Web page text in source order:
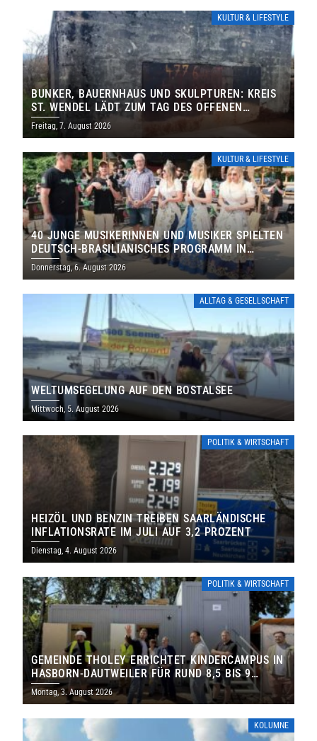
KULTUR & LIFESTYLE
BUNKER, BAUERNHAUS UND SKULPTUREN: KREIS
ST. WENDEL LÄDT ZUM TAG DES OFFENEN
DENKMALS EIN
Freitag, 7. August 2026
KULTUR & LIFESTYLE
40 JUNGE MUSIKERINNEN UND MUSIKER SPIELTEN
DEUTSCH-BRASILIANISCHES PROGRAMM IN
THOLEY
Donnerstag, 6. August 2026
ALLTAG & GESELLSCHAFT
WELTUMSEGELUNG AUF DEN BOSTALSEE
Mittwoch, 5. August 2026
POLITIK & WIRTSCHAFT
HEIZÖL UND BENZIN TREIBEN SAARLÄNDISCHE
INFLATIONSRATE IM JULI AUF 3,2 PROZENT
Dienstag, 4. August 2026
POLITIK & WIRTSCHAFT
GEMEINDE THOLEY ERRICHTET KINDERCAMPUS IN
HASBORN-DAUTWEILER FÜR RUND 8,5 BIS 9
MILLIONEN EURO
Montag, 3. August 2026
KOLUMNE